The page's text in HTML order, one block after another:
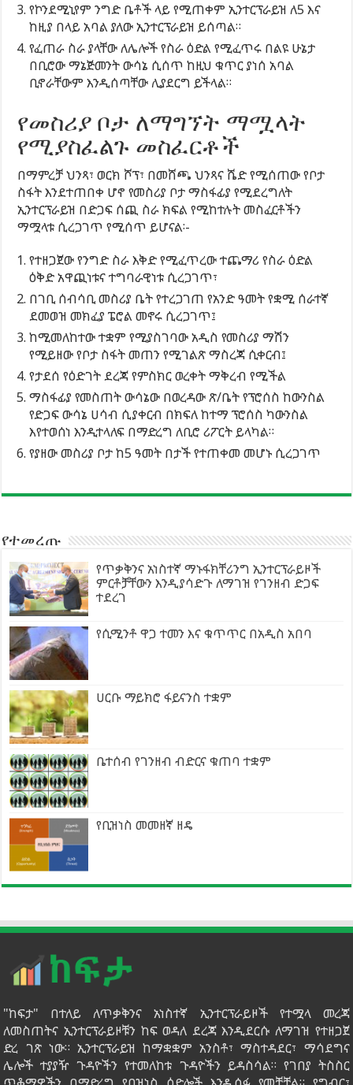
የኮንደሚኒየም ንግድ ቤቶች ላይ የሚጠቀም ኢንተርፕራይዝ ለ5 እና
ከዚያ በላይ አባል ያለው ኢንተርፕራይዝ ይሰጣል።
የፈጠራ ስራ ያላቸው ለሌሎች የስራ ዕድል የሚፈጥሩ በልዩ ሁኔታ
በቢሮው ማኔጅመንት ውሳኔ ሲሰጥ ከዚህ ቁጥር ያነሰ አባል
ቢኖራቸውም እንዲሰጣቸው ሊያደርግ ይችላል።
የመስሪያ ቦታ ለማግኘት ማሟላት
የሚያስፈልጉ መስፈርቶች
በማምረቻ ህንጻ፣ ወርክ ሾፕ፣ በመሸጫ ህንጻና ሼድ የሚሰጠው የቦታ
ስፋት እንደተጠበቀ ሆኖ የመስሪያ ቦታ ማስፋፊያ የሚደረግለት
ኢንተርፕራይዝ በድጋፍ ሰጪ ስራ ክፍል የሚከተሉት መስፈርቶችን
ማሟላቱ ሲረጋገጥ የሚሰጥ ይሆናል፡-
የተዘጋጀው የንግድ ስራ እቅድ የሚፈጥረው ተጨማሪ የስራ ዕድል
ዕቅድ አዋጪነቱና ተግባራዊነቱ ሲረጋገጥ፣
በገቢ ሰብሳቢ መስሪያ ቤት የተረጋገጠ የአንድ ዓመት የቋሚ ሰራተኛ
ደመወዝ መክፈያ ፔሮል መኖሩ ሲረጋገጥ፤
ከሚመለከተው ተቋም የሚያስገባው አዲስ የመስሪያ ማሽን
የሚይዘው የቦታ ስፋት መጠን የሚገልጽ ማስረጃ ሲቀርብ፤
የታደሰ የዕድገት ደረጃ የምስክር ወረቀት ማቅረብ የሚችል
ማስፋፊያ የመስጠት ውሳኔው በወረዳው ጽ/ቤት የፕሮሰስ ከውንስል
የድጋፍ ውሳኔ ሀሳብ ሲያቀርብ በክፍለ ከተማ ፕሮሰስ ካውንስል
እየተወሰነ እንዲተላለፍ በማድረግ ለቢሮ ሪፖርት ይላካል።
የያዘው መስሪያ ቦታ ከ5 ዓመት በታች የተጠቀመ መሆኑ ሲረጋገጥ
የተመረጡ
የጥቃቅንና አነስተኛ ማኑፋክቸሪንግ ኢንተርፕራይዞች
ምርቶቻቸውን እንዲያሳድጉ ለማገዝ የገንዘብ ድጋፍ
ተደረገ
የሲሚንቶ ዋጋ ተመን እና ቁጥጥር በአዲስ አበባ
ሀርቡ ማይክሮ ፋይናንስ ተቋም
ቤተሰብ የገንዘብ ብድርና ቁጠባ ተቋም
የቢዝነስ መመዘኛ ዘዴ
"ከፍታ" በተለይ ለጥቃቅንና አነስተኛ ኢንተርፕራይዞች የተሟላ መረጃ
ለመስጠትና ኢንተርፕራይዞቹን ከፍ ወዳለ ደረጃ እንዲደርሱ ለማገዝ የተዘጋጀ
ድረ ገጽ ነው። ኢንተርፕራይዝ ከማቋቋም አንስቶ፣ ማስተዳደር፣ ማሳደግና
ሌሎች ተያያዥ ጉዳዮችን የተመለከቱ ጉዳዮችን ይዳስሳል። የገበያ ትስስር